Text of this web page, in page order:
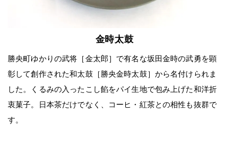
金時太鼓
勝央町ゆかりの武将［金太郎］ で有名な坂田金時の武勇を顕
彰して創作された和太鼓［勝央金時太鼓］から名付けられま
した。くるみの入ったこし餡をパイ生地で包み上げた和洋折
衷菓子。日本茶だけでなく、コーヒ・紅茶との相性も抜群で
す。